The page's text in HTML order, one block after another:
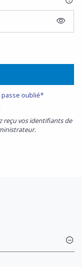
passe oublié*
reçu vos identifiants de